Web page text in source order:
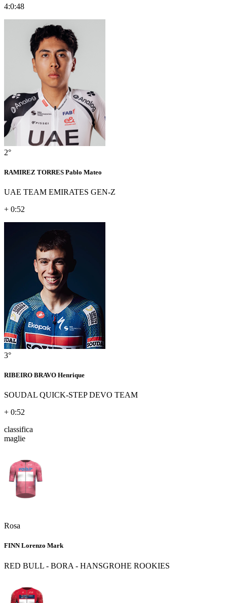
4:0:48
2°
RAMIREZ TORRES Pablo Mateo
UAE TEAM EMIRATES GEN-Z
+ 0:52
3°
RIBEIRO BRAVO Henrique
SOUDAL QUICK-STEP DEVO TEAM
+ 0:52
classifica
maglie
Rosa
FINN Lorenzo Mark
RED BULL - BORA - HANSGROHE ROOKIES